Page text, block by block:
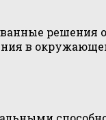
решения
в